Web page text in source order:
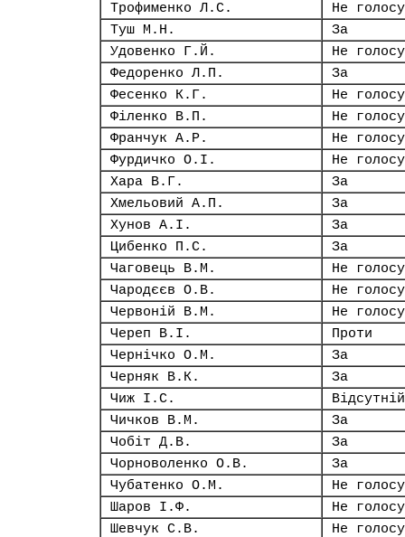
Трофименко Л.С.
Не
Туш М.Н.
За
Удовенко Г.Й.
Не
Федоренко Л.П.
За
Фесенко К.Г.
Не
Філенко В.П.
Не
Франчук А.Р.
Не
Фурдичко О.І.
Не
Хара В.Г.
За
Хмельовий А.П.
За
Хунов А.І.
За
Цибенко П.С.
За
Чаговець В.М.
Не
Чародєєв О.В.
Не
Червоній В.М.
Не
Череп В.І.
Проти
Чернічко О.М.
За
Черняк В.К.
За
Чиж І.С.
Відсутній
Чичков В.М.
За
Чобіт Д.В.
За
Чорноволенко О.В.
За
Чубатенко О.М.
Не
Шаров І.Ф.
Не
Шевчук С.В.
Не